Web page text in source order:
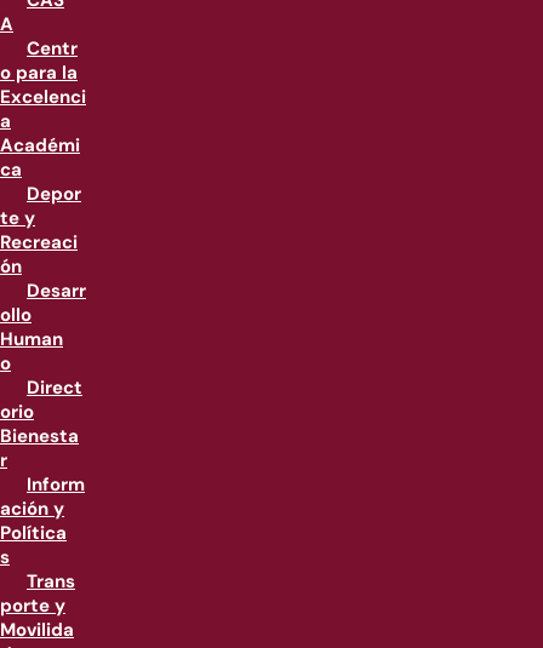
A
Centr
o para la
Excelenci
a
Académi
ca
Depor
te y
Recreaci
ón
Desarr
ollo
Human
o
Direct
orio
Bienesta
r
Inform
ación y
Política
s
Trans
porte y
Movilida